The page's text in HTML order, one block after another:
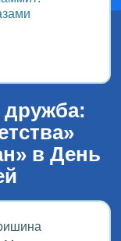
дружба:
в День